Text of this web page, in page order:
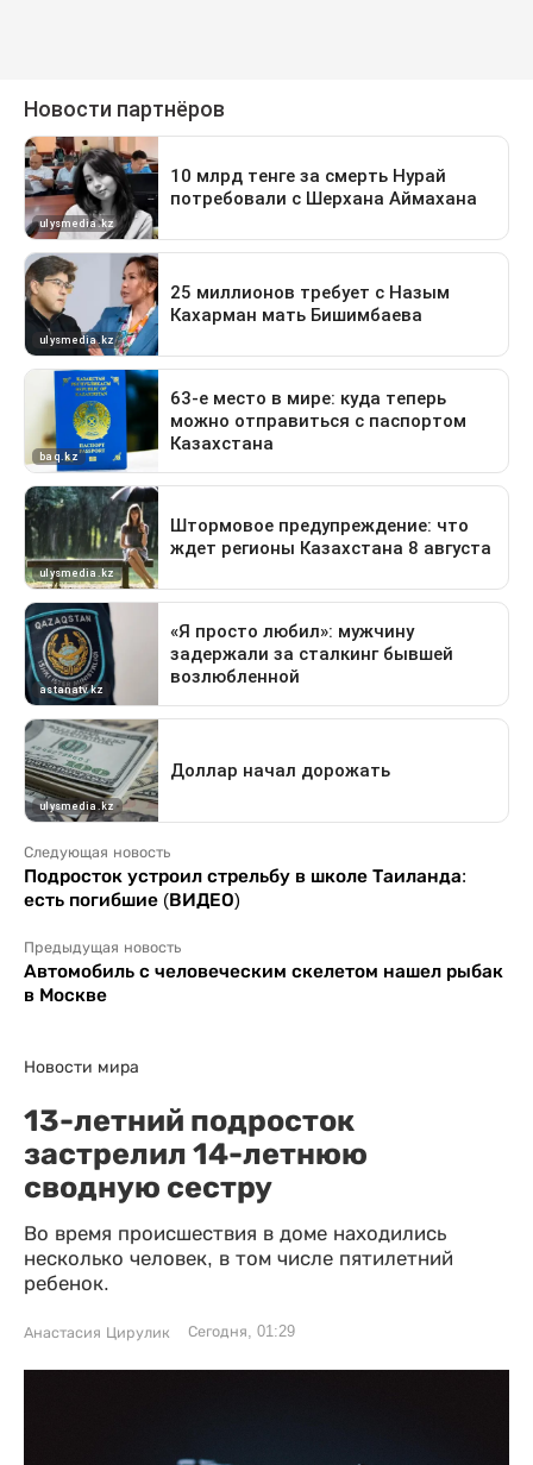
Следующая новость
Подросток устроил стрельбу в школе Таиланда:
есть погибшие (ВИДЕО)
Предыдущая новость
Автомобиль с человеческим скелетом нашел рыбак
в Москве
Новости мира
13-летний подросток
застрелил 14-летнюю
сводную сестру
Во время происшествия в доме находились
несколько человек, в том числе пятилетний
ребенок.
Анастасия Цирулик Сегодня, 01:29